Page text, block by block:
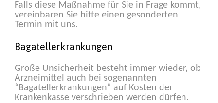
Falls diese Maßnahme für Sie in Frage kommt,
vereinbaren Sie bitte einen gesonderten
Termin mit uns.
Bagatellerkrankungen
Große Unsicherheit besteht immer wieder, ob
Arzneimittel auch bei sogenannten
“Bagatellerkrankungen” auf Kosten der
Krankenkasse verschrieben werden dürfen.